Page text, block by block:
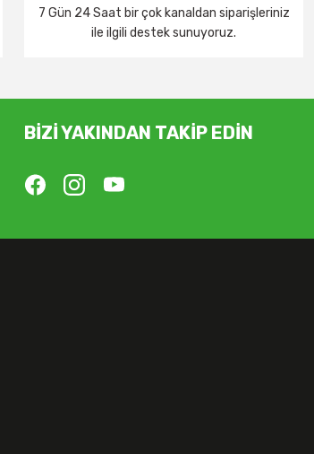
7 Gün 24 Saat bir çok kanaldan siparişleriniz
ile ilgili destek sunuyoruz.
BİZİ YAKINDAN TAKİP EDİN